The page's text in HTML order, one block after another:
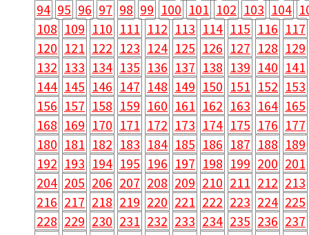
94 95 96 97 98 99 100 101 102 103 104
108 109 110 111 112 113 114 115 116 117
120 121 122 123 124 125 126 127 128 129
132 133 134 135 136 137 138 139 140 141
144 145 146 147 148 149 150 151 152 153
156 157 158 159 160 161 162 163 164 165
168 169 170 171 172 173 174 175 176 177
180 181 182 183 184 185 186 187 188 189
192 193 194 195 196 197 198 199 200 201
204 205 206 207 208 209 210 211 212 213
216 217 218 219 220 221 222 223 224 225
228 229 230 231 232 233 234 235 236 237